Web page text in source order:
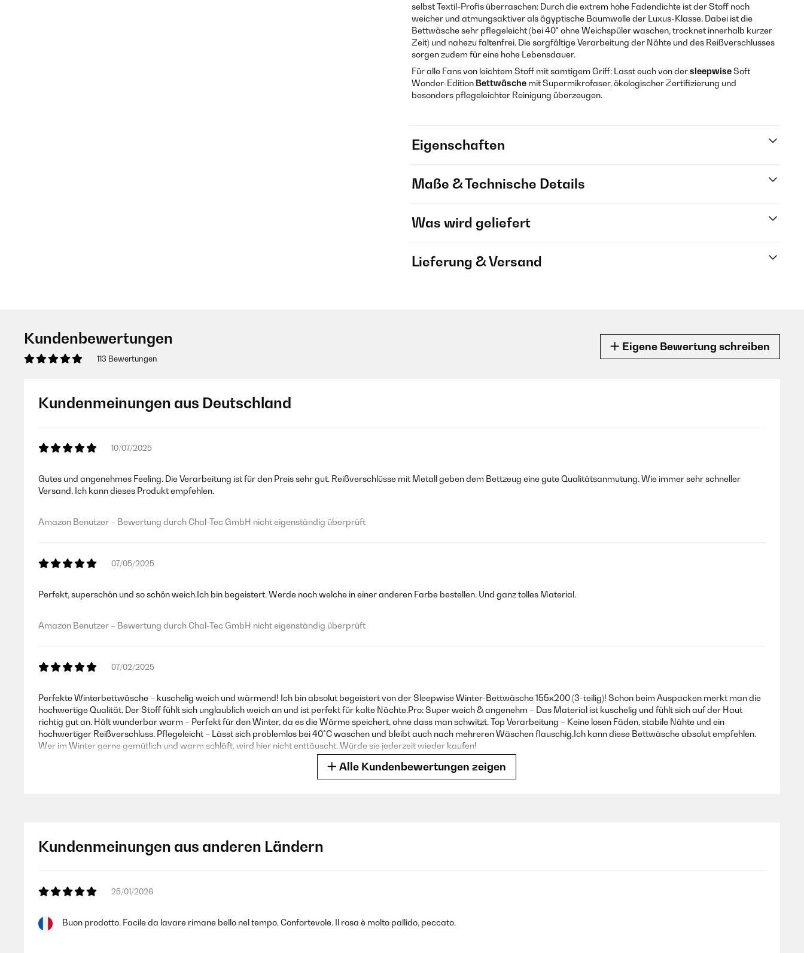
selbst Textil-Profis überraschen: Durch die extrem hohe Fadendichte ist der Stoff noch
weicher und atmungsaktiver als ägyptische Baumwolle der Luxus-Klasse. Dabei ist die
Bettwäsche sehr pflegeleicht (bei 40° ohne Weichspüler waschen, trocknet innerhalb kurzer
Zeit) und nahezu faltenfrei. Die sorgfältige Verarbeitung der Nähte und des Reißverschlusses
sorgen zudem für eine hohe Lebensdauer.
Für alle Fans von leichtem Stoff mit samtigem Griff: Lasst euch von dersleepwiseSoft
Wonder-Edition Bettwäsche mit Supermikrofaser, ökologischer Zertifizierung und
besonders pflegeleichter Reinigung überzeugen.
Eigenschaften
Maße & Technische Details
Was wird geliefert
Lieferung & Versand
Kundenbewertungen
113 Bewertungen
Eigene Bewertung schreiben
Kundenmeinungen aus Deutschland
10/07/2025
Gutes und angenehmes Feeling. Die Verarbeitung ist für den Preis sehr gut. Reißverschlüsse mit Metall geben dem Bettzeug eine gute Qualitätsanmutung. Wie immer sehr schneller
Versand. Ich kann dieses Produkt empfehlen.
Amazon Benutzer – Bewertung durch Chal-Tec GmbH nicht eigenständig überprüft
07/05/2025
Perfekt, superschön und so schön weich.Ich bin begeistert. Werde noch welche in einer anderen Farbe bestellen. Und ganz tolles Material.
Amazon Benutzer – Bewertung durch Chal-Tec GmbH nicht eigenständig überprüft
07/02/2025
Perfekte Winterbettwäsche – kuschelig weich und wärmend! Ich bin absolut begeistert von der Sleepwise Winter-Bettwäsche 155x200 (3-teilig)! Schon beim Auspacken merkt man die
hochwertige Qualität. Der Stoff fühlt sich unglaublich weich an und ist perfekt für kalte Nächte.Pro: Super weich & angenehm – Das Material ist kuschelig und fühlt sich auf der Haut
richtig gut an. Hält wunderbar warm – Perfekt für den Winter, da es die Wärme speichert, ohne dass man schwitzt. Top Verarbeitung – Keine losen Fäden, stabile Nähte und ein
hochwertiger Reißverschluss. Pflegeleicht – Lässt sich problemlos bei 40°C waschen und bleibt auch nach mehreren Wäschen flauschig.Ich kann diese Bettwäsche absolut empfehlen.
Wer im Winter gerne gemütlich und warm schläft, wird hier nicht enttäuscht. Würde sie jederzeit wieder kaufen!
Amazon Benutzer – Bewertung durch Chal-Tec GmbH nicht eigenständig überprüft
Ich liebe diese Bettwäsche. Trocknerbeständig, mit Reißverschlüssen und super angenehm.
25/11/2024
Alle Kundenbewertungen zeigen
Kundenmeinungen aus anderen Ländern
25/01/2026
Buon prodotto. Facile da lavare rimane bello nel tempo. Confortevole. Il rosa è molto pallido, peccato.